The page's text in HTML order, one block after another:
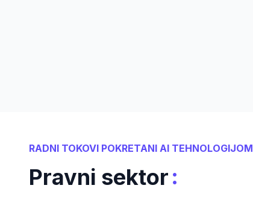
RADNI TOKOVI POKRETANI AI TEHNOLOGIJOM
Pravni sektor: